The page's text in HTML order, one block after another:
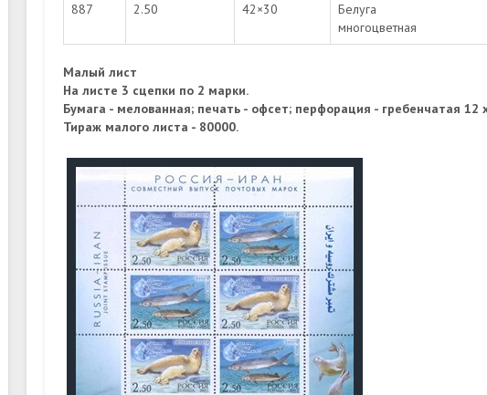
887 2.50 42×30
Белуга
многоцветная
Малый лист
На листе 3 сцепки по 2 марки.
Бумага - мелованная; печать - офсет; перфорация - гребенчатая 12
Тираж малого листа - 80000.